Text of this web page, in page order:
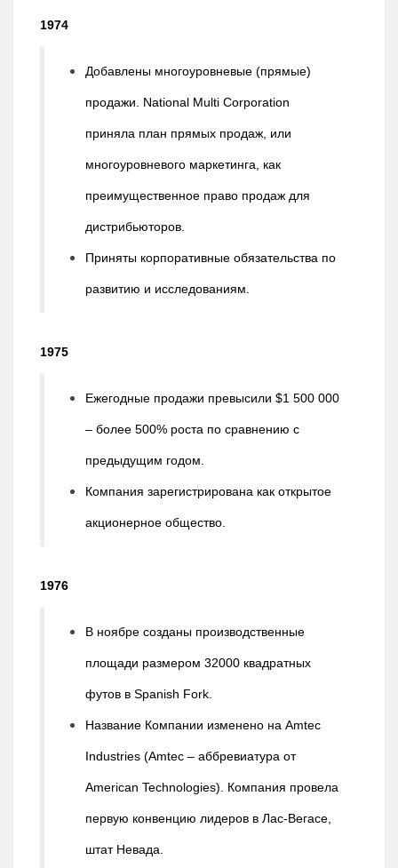
1974
Добавлены многоуровневые (прямые)
продажи. National Multi Corporation
приняла план прямых продаж, или
многоуровневого маркетинга, как
преимущественное право продаж для
дистрибьюторов.
Приняты корпоративные обязательства по
развитию и исследованиям.
1975
Ежегодные продажи превысили $1 500 000
– более 500% роста по сравнению с
предыдущим годом.
Компания зарегистрирована как открытое
акционерное общество.
1976
В ноябре созданы производственные
площади размером 32000 квадратных
футов в Spanish Fork.
Название Компании изменено на Amtec
Industries (Amtec – аббревиатура от
American Technologies). Компания провела
первую конвенцию лидеров в Лас-Вегасе,
штат Невада.